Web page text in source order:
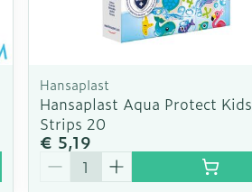
Hansaplast
Hansaplast Aqua Protect Kids
Strips 20
€ 5,19
Aantal